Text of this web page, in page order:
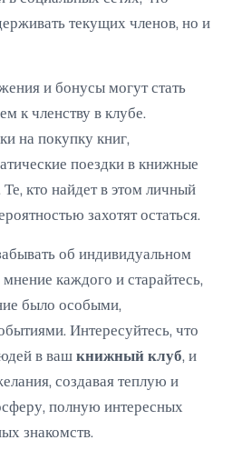
текущих членов, но и
и бонусы могут стать
к членству в клубе.
на покупку книг,
поездки в книжные
кто найдет в этом личный
захотят остаться.
об индивидуальном
каждого и старайтесь,
было особыми,
Интересуйтесь, что
в ваш книжный клуб, и
создавая теплую и
полную интересных
знакомств.